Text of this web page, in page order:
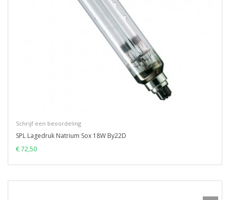
Schrijf een beoordeling
SPL Lagedruk Natrium Sox 18W By22D
€ 72,50